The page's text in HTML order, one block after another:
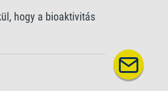
hogy a bioaktivitás